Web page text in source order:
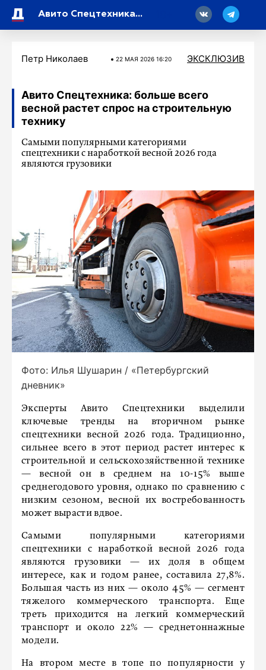
Авито Спецтехника: больше всего весной растет спрос на строительную технику
Петр Николаев 22 МАЯ 2026 16:20 ЭКСКЛЮЗИВ
Авито Спецтехника: больше всего
весной растет спрос на строительную
технику
Самыми популярными категориями
спецтехники с наработкой весной 2026 года
являются грузовики
Фото: Илья Шушарин / «Петербургский
дневник»
Эксперты Авито Спецтехники выделили
ключевые тренды на вторичном рынке
спецтехники весной 2026 года. Традиционно,
сильнее всего в этот период растет интерес к
строительной и сельскохозяйственной технике
— весной он в среднем на 10-15% выше
среднегодового уровня, однако по сравнению с
низким сезоном, весной их востребованность
может вырасти вдвое.
Самыми популярными категориями
спецтехники с наработкой весной 2026 года
являются грузовики — их доля в общем
интересе, как и годом ранее, составила 27,8%.
Большая часть из них — около 45% — сегмент
тяжелого коммерческого транспорта. Еще
треть приходится на легкий коммерческий
транспорт и около 22% — среднетоннажные
модели.
На втором месте в топе по популярности у